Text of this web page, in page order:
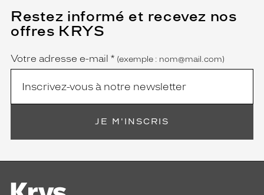
Restez informé et recevez nos
offres KRYS
Name
Votre adresse e-mail *
(Ce
champ
est
obligatoire)
(exemple : nom@mail.com)
JE M'INSCRIS